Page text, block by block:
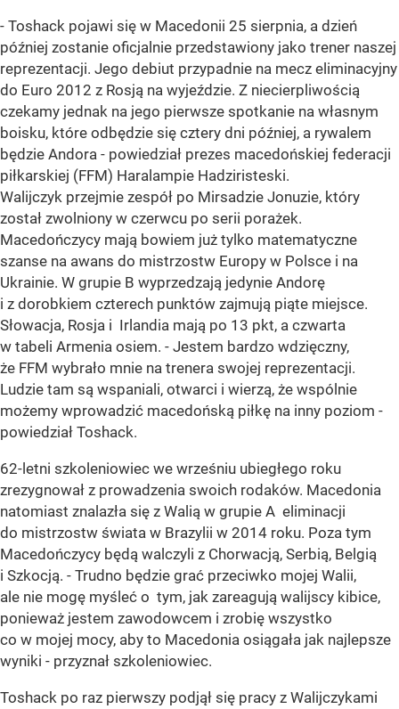
- Toshack pojawi się w Macedonii 25 sierpnia, a dzień
później zostanie oficjalnie przedstawiony jako trener naszej
reprezentacji. Jego debiut przypadnie na mecz eliminacyjny
do Euro 2012 z Rosją na wyjeździe. Z niecierpliwością
czekamy jednak na jego pierwsze spotkanie na własnym
boisku, które odbędzie się cztery dni później, a rywalem
będzie Andora - powiedział prezes macedońskiej federacji
piłkarskiej (FFM) Haralampie Hadziristeski.
Walijczyk przejmie zespół po Mirsadzie Jonuzie, który
został zwolniony w czerwcu po serii porażek.
Macedończycy mają bowiem już tylko matematyczne
szanse na awans do mistrzostw Europy w Polsce i na
Ukrainie. W grupie B wyprzedzają jedynie Andorę
i z dorobkiem czterech punktów zajmują piąte miejsce.
Słowacja, Rosja i Irlandia mają po 13 pkt, a czwarta
w tabeli Armenia osiem. - Jestem bardzo wdzięczny,
że FFM wybrało mnie na trenera swojej reprezentacji.
Ludzie tam są wspaniali, otwarci i wierzą, że wspólnie
możemy wprowadzić macedońską piłkę na inny poziom -
powiedział Toshack.
62-letni szkoleniowiec we wrześniu ubiegłego roku
zrezygnował z prowadzenia swoich rodaków. Macedonia
natomiast znalazła się z Walią w grupie A eliminacji
do mistrzostw świata w Brazylii w 2014 roku. Poza tym
Macedończycy będą walczyli z Chorwacją, Serbią, Belgią
i Szkocją. - Trudno będzie grać przeciwko mojej Walii,
ale nie mogę myśleć o tym, jak zareagują walijscy kibice,
ponieważ jestem zawodowcem i zrobię wszystko
co w mojej mocy, aby to Macedonia osiągała jak najlepsze
wyniki - przyznał szkoleniowiec.
Toshack po raz pierwszy podjął się pracy z Walijczykami